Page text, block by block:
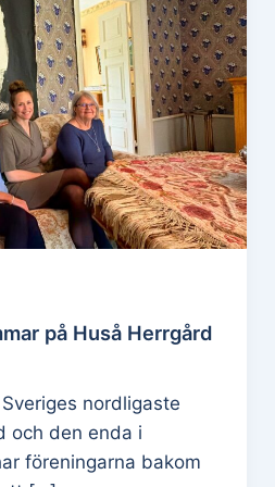
på Huså Herrgård
nordligaste
och den enda i
föreningarna bakom